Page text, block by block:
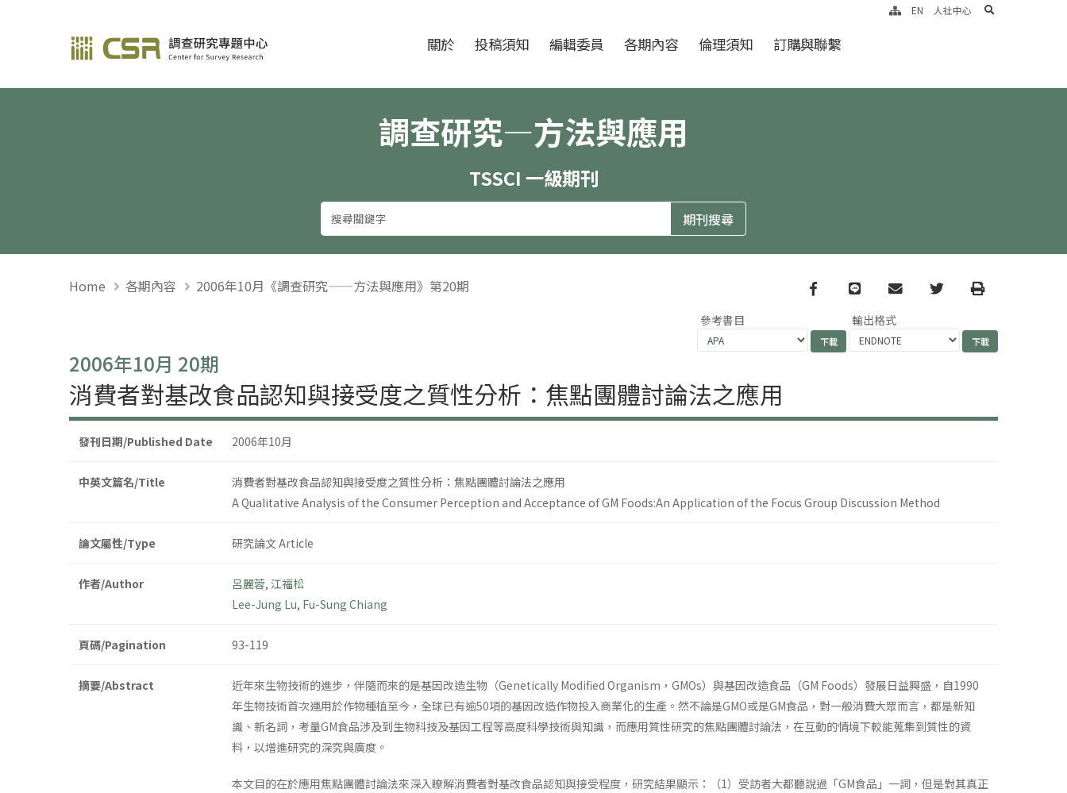
調查研究—方法與應用期刊 關於 投稿須知 編輯委員 各期內容 倫理須知 訂購與聯繫
EN 人社中心 search
調查研究—方法與應用
TSSCI 一級期刊
Home 各期內容 2006年10月《調查研究——方法與應用》第20期 Facebook
line email TwitterPrint
參考書目 輸出格式
2006年10月 20期
消費者對基改食品認知與接受度之質性分析：焦點團體討論法之應用
發刊日期/Published Date 2006年10月
中英文篇名/Title
消費者對基改食品認知與接受度之質性分析：焦點團體討論法之應用
A Qualitative Analysis of the Consumer Perception and Acceptance of GM Foods:An Application of the Focus Group Discussion Method
論文屬性/Type 研究論文 Article
作者/Author 呂麗蓉, 江福松
Lee-Jung Lu, Fu-Sung Chiang
頁碼/Pagination 93-119
摘要/Abstract
近年來生物技術的進步，伴隨而來的是基因改造生物（Genetically Modified Organism，GMOs）與基因改造食品（GM Foods）發展日益興盛，自1990
年生物技術首次運用於作物種植至今，全球已有逾50項的基因改造作物投入商業化的生產。然不論是GMO或是GM食品，對一般消費大眾而言，都是新知
識、新名詞，考量GM食品涉及到生物科技及基因工程等高度科學技術與知識，而應用質性研究的焦點團體討論法，在互動的情境下較能蒐集到質性的資
料，以增進研究的深究與廣度。
本文目的在於應用焦點團體討論法來深入瞭解消費者對基改食品認知與接受程度，研究結果顯示：（1）受訪者大都聽說過「GM食品」一詞，但是對其真正